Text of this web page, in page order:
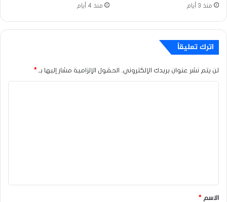
منذ 3 أيام منذ 4 أيام
اترك تعليقاً
لن يتم نشر عنوان بريدك الإلكتروني. الحقول الإلزامية مشار إليها بـ *
*
الاسم *